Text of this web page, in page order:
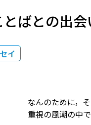
ばとの出会
イ
なんのために，
重視の風潮の中